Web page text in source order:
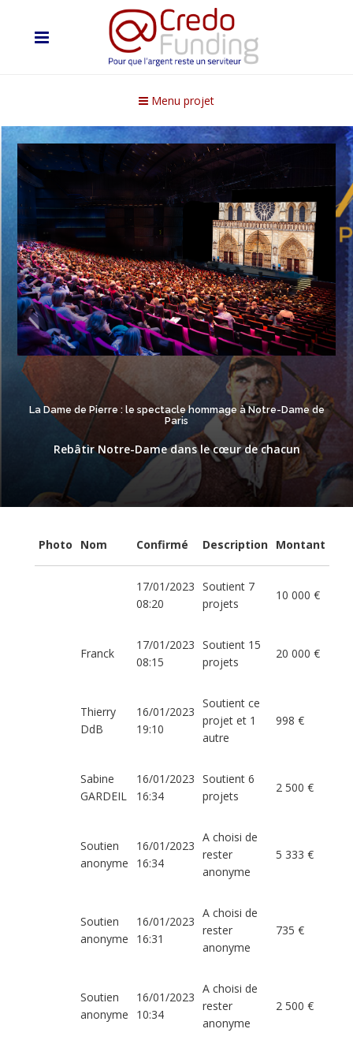
Menu projet
La Dame de Pierre : le spectacle hommage à Notre-Dame de
Paris
Rebâtir Notre-Dame dans le cœur de chacun
Photo Nom Confirmé Description Montant
17/01/2023
08:20
Soutient 7
projets
10 000 €
Franck
17/01/2023
08:15
Soutient 15
projets
20 000 €
Thierry
DdB
16/01/2023
19:10
Soutient ce
projet et 1
autre
998 €
Sabine
GARDEIL
16/01/2023
16:34
Soutient 6
projets
2 500 €
Soutien
anonyme
16/01/2023
16:34
A choisi de
rester
anonyme
5 333 €
Soutien
anonyme
16/01/2023
16:31
A choisi de
rester
anonyme
735 €
Soutien
anonyme
16/01/2023
10:34
A choisi de
rester
anonyme
2 500 €